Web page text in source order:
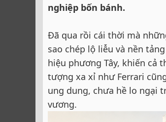
nghiệp bốn bánh.
Đã qua rồi cái thời mà
sao chép lộ liễu và nền
hiệu phương Tây, khiến cả
tượng xa xỉ như Ferrari
ung dung, chưa hề lo ngại
vương.